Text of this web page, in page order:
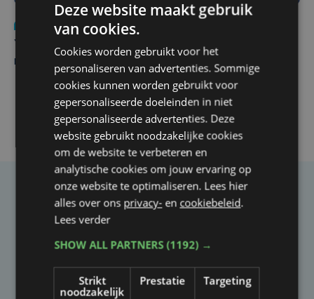
Nieuws
do 6 augustus | 21:30
Yaro (19), slachtoffer van vechtpartij, is na
maandenlange coma overleden
Taalfout opgemerkt?
Heb je een taal- of schrijffout opgemerkt in dit
artikel?
Laat het ons weten
Deze website maakt gebruik
van cookies.
Cookies worden gebruikt voor het
personaliseren van advertenties. Sommige
cookies kunnen worden gebruikt voor
gepersonaliseerde doeleinden in niet
gepersonaliseerde advertenties. Deze
website gebruikt noodzakelijke cookies
om de website te verbeteren en
analytische cookies om jouw ervaring op
onze website te optimaliseren. Lees hier
alles over ons privacy- en cookiebeleid.
Lees verder
SHOW ALL PARTNERS(1192) →
Strikt
noodzakelijk
Prestatie Targeting